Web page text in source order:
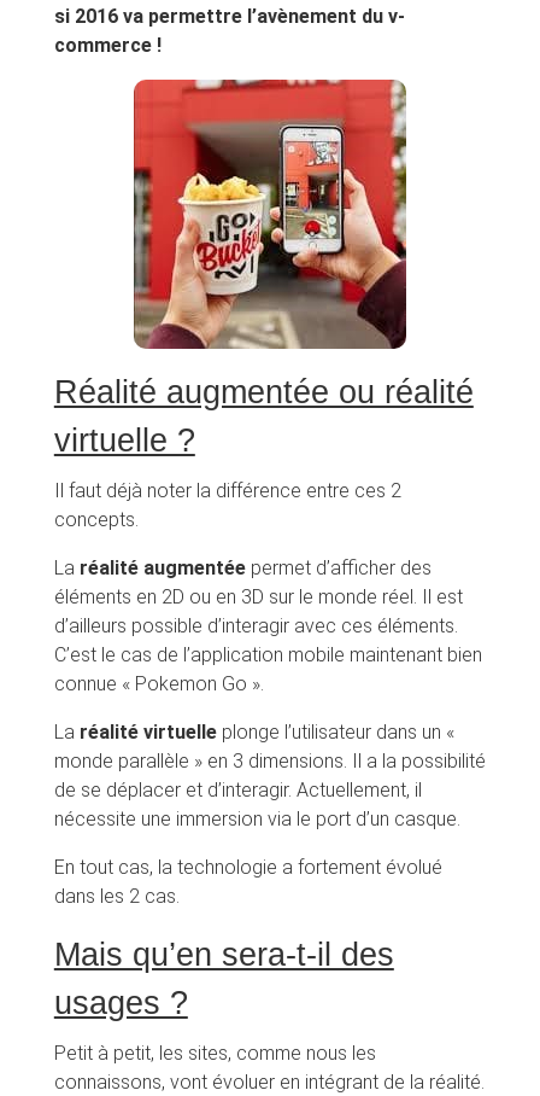
si 2016 va permettre l’avènement du v-
commerce !
Réalité augmentée ou réalité
virtuelle ?
Il faut déjà noter la différence entre ces 2
concepts.
La réalité augmentéepermet d’afficher des
éléments en 2D ou en 3D sur le monde réel. Il est
d’ailleurs possible d’interagir avec ces éléments.
C’est le cas de l’application mobile maintenant bien
connue « Pokemon Go ».
La réalité virtuelleplonge l’utilisateur dans un «
monde parallèle » en 3 dimensions. Il a la possibilité
de se déplacer et d’interagir. Actuellement, il
nécessite une immersion via le port d’un casque.
En tout cas, la technologie a fortement évolué
dans les 2 cas.
Mais qu’en sera-t-il des
usages ?
Petit à petit, les sites, comme nous les
connaissons, vont évoluer en intégrant de la réalité.